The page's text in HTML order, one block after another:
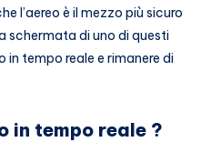
l’aereo è il mezzo più sicuro
schermata di uno di questi
in tempo reale e rimanere di
in tempo reale ?